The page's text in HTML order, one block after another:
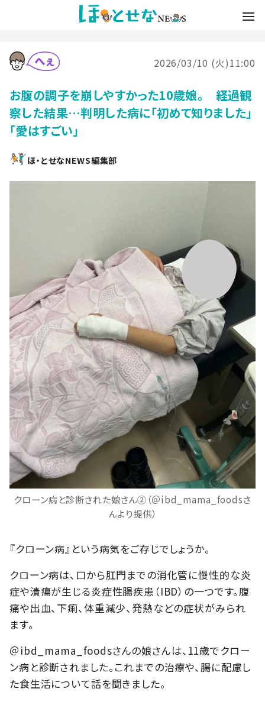
2026/03/10 (火)11:00
お腹の調子を崩しやすかった10歳娘。 経過観
察した結果…判明した病に「初めて知りました」
「愛はすごい」
ほ・とせなNEWS編集部
クローン病と診断された娘さん②（＠ibd_mama_foodsさ
んより提供）
『クローン病』という病気をご存じでしょうか。
クローン病は、口から肛門までの消化管に慢性的な炎
症や潰瘍が生じる炎症性腸疾患（IBD）の一つです。腹
痛や出血、下痢、体重減少、発熱などの症状がみられ
ます。
＠ibd_mama_foodsさんの娘さんは、11歳でクロー
ン病と診断されました。これまでの治療や、腸に配慮し
た食生活について話を聞きました。